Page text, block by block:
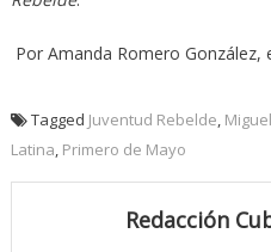
Por Amanda Romero González,
Tagged Juventud Rebelde,
Latina, Primero de Mayo
Redacción